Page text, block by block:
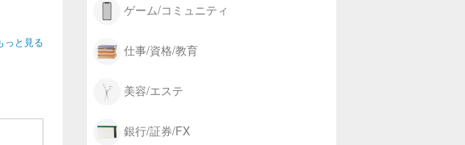
す。
っと見る
ゲーム/コミュニティ
仕事/資格/教育
美容/エステ
銀行/証券/FX